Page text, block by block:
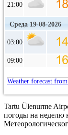
21:00
Среда 19-08-2026
03:00
09:00
Weather forecast
Tartu Ülenurme
погоды на неделю